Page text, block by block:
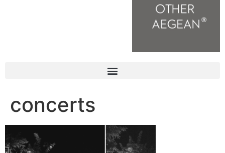
concerts